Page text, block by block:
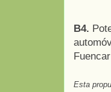
B4.
Esta